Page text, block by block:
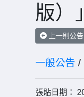
版）」
上一則公告
一般公告 /
張貼日期：